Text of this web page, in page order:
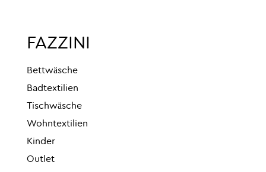
FAZZINI
Bettwäsche
Badtextilien
Tischwäsche
Wohntextilien
Kinder
Outlet